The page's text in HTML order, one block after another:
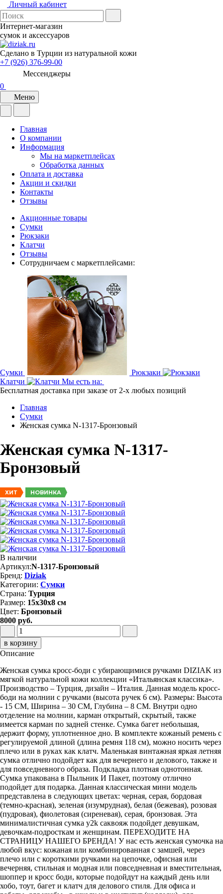
Личный кабинет
Интернет-магазин
сумок и аксессуаров
Сделано в Турции из натуральной кожи
+7 (926) 376-99-00
Мессенджеры
0
Меню
Главная
О компании
Информация
Мы на маркетплейсах
Обработка данных
Оплата и доставка
Акции и скидки
Контакты
Отзывы
Акционные товары
Сумки
Рюкзаки
Клатчи
Отзывы
Сотрудничаем с маркетплейсами:
Сумки
Рюкзаки
Клатчи
Мы есть на:
Бесплатная доставка при заказе от 2-х любых позиций
Главная
Сумки
Женская сумка N-1317-Бронзовый
Женская сумка N-1317-
Бронзовый
ХИТ НОВИНКА
В наличии
Артикул:N-1317-Бронзовый
Бренд: Diziak
Категории: Сумки
Страна: Турция
Размер: 15x30x8 см
Цвет: Бронзовый
8000 руб.
в корзину
Описание
Женская сумка кросс-боди с убирающимися ручками DIZIAK из
мягкой натуральной кожи коллекции «Итальянская классика».
Производство – Турция, дизайн – Италия. Данная модель кросс-
боди на молнии с ручками (высота ручек 6 см). Размеры: Высота
- 15 СМ, Ширина – 30 СМ, Глубина – 8 СМ. Внутри одно
отделение на молнии, карман открытый, скрытый, также
имеется карман по задней стенке. Сумка багет небольшая,
держит форму, уплотненное дно. В комплекте кожаный ремень с
регулируемой длиной (длина ремня 118 см), можно носить через
плечо или в руках как клатч. Маленькая винтажная яркая летняя
сумка отлично подойдет как для вечернего и делового, также и
для повседневного образа. Подкладка плотная однотонная.
Сумка упакована в Пыльник И Пакет, поэтому отлично
подойдет для подарка. Данная классическая мини модель
представлена в следующих цветах: черная, серая, бордовая
(темно-красная), зеленая (изумрудная), белая (бежевая), розовая
(пудровая), фиолетовая (сиреневая), серая, бронзовая. Эта
минималистичная сумка y2k саквояж подойдет девушкам,
девочкам-подросткам и женщинам. ПЕРЕХОДИТЕ НА
СТРАНИЦУ НАШЕГО БРЕНДА! У нас есть женская сумочка на
любой вкус: кожаная или комбинированная с замшей, через
плечо или с короткими ручками на цепочке, офисная или
вечерняя, стильная и модная или повседневная и вместительная,
шоппер и кросс боди, которые подойдут на каждый день или
хобо, тоут, багет и клатч для делового стиля. Для офиса и